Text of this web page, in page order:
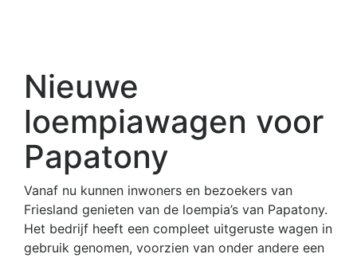
Nieuwe
loempiawagen voor
Papatony
Vanaf nu kunnen inwoners en bezoekers van
Friesland genieten van de loempia’s van Papatony.
Het bedrijf heeft een compleet uitgeruste wagen in
gebruik genomen, voorzien van onder andere een